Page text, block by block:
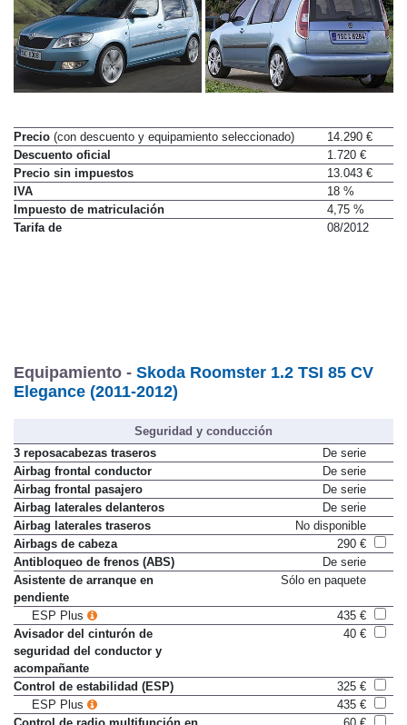
Precio (con descuento y equipamiento seleccionado)
14.290 €
Descuento oficial
1.720 €
Precio sin impuestos
13.043 €
IVA
18 %
Impuesto de matriculación
4,75 %
Tarifa de
08/2012
Equipamiento - Skoda Roomster 1.2 TSI 85 CV
Elegance (2011-2012)
Seguridad y conducción
3 reposacabezas traseros
De serie
Airbag frontal conductor
De serie
Airbag frontal pasajero
De serie
Airbag laterales delanteros
De serie
Airbag laterales traseros
No disponible
Airbags de cabeza
290 €
Antibloqueo de frenos (ABS)
De serie
Asistente de arranque en
pendiente
Sólo en paquete
ESP Plus
435 €
Avisador del cinturón de
seguridad del conductor y
acompañante
40 €
Control de estabilidad (ESP)
325 €
ESP Plus
435 €